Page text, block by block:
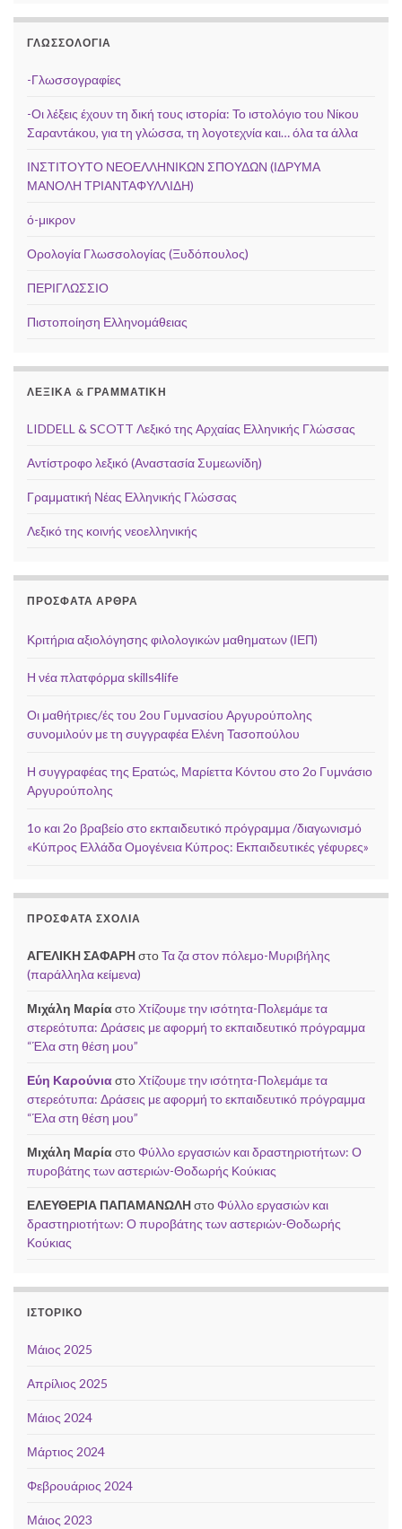
ΓΛΩΣΣΟΛΟΓΊΑ
-Γλωσσογραφίες
-Οι λέξεις έχουν τη δική τους ιστορία: Το ιστολόγιο του Νίκου
Σαραντάκου, για τη γλώσσα, τη λογοτεχνία και… όλα τα άλλα
ΙΝΣΤΙΤΟΥΤΟ ΝΕΟΕΛΛΗΝΙΚΩΝ ΣΠΟΥΔΩΝ (ΙΔΡΥΜΑ
ΜΑΝΟΛΗ ΤΡΙΑΝΤΑΦΥΛΛΙΔΗ)
ό-μικρον
Ορολογία Γλωσσολογίας (Ξυδόπουλος)
ΠΕΡΙΓΛΩΣΣΙΟ
Πιστοποίηση Ελληνομάθειας
ΛΕΞΙΚΆ & ΓΡΑΜΜΑΤΙΚΉ
LIDDELL & SCOTT Λεξικό της Αρχαίας Ελληνικής Γλώσσας
Αντίστροφο λεξικό (Αναστασία Συμεωνίδη)
Γραμματική Νέας Ελληνικής Γλώσσας
Λεξικό της κοινής νεοελληνικής
ΠΡΌΣΦΑΤΑ ΆΡΘΡΑ
Κριτήρια αξιολόγησης φιλολογικών μαθηματων (ΙΕΠ)
Η νέα πλατφόρμα skills4life
Οι μαθήτριες/ές του 2ου Γυμνασίου Αργυρούπολης
συνομιλούν με τη συγγραφέα Ελένη Τασοπούλου
Η συγγραφέας της Ερατώς, Μαρίεττα Κόντου στο 2ο Γυμνάσιο
Αργυρούπολης
1ο και 2ο βραβείο στο εκπαιδευτικό πρόγραμμα /διαγωνισμό
«Κύπρος Ελλάδα Ομογένεια Κύπρος: Εκπαιδευτικές γέφυρες»
ΠΡΌΣΦΑΤΑ ΣΧΌΛΙΑ
ΑΓΕΛΙΚΗ ΣΑΦΑΡΗστοΤα ζα στον πόλεμο-Μυριβήλης
(παράλληλα κείμενα)
Μιχάλη Μαρίαστο Χτίζουμε την ισότητα-Πολεμάμε τα
στερεότυπα: Δράσεις με αφορμή το εκπαιδευτικό πρόγραμμα
“Έλα στη θέση μου”
Εύη Καρούνιαστο Χτίζουμε την ισότητα-Πολεμάμε τα
στερεότυπα: Δράσεις με αφορμή το εκπαιδευτικό πρόγραμμα
“Έλα στη θέση μου”
Μιχάλη ΜαρίαστοΦύλλο εργασιών και δραστηριοτήτων: Ο
πυροβάτης των αστεριών-Θοδωρής Κούκιας
ΕΛΕΥΘΕΡΙΑ ΠΑΠΑΜΑΝΩΛΗστοΦύλλο εργασιών και
δραστηριοτήτων: Ο πυροβάτης των αστεριών-Θοδωρής
Κούκιας
ΙΣΤΟΡΙΚΌ
Μάιος 2025
Απρίλιος 2025
Μάιος 2024
Μάρτιος 2024
Φεβρουάριος 2024
Μάιος 2023